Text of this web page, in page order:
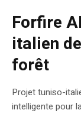
Forfire
italien
forêt
Projet tuniso-
intelligente pour